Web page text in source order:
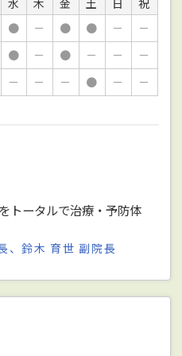
水 木 金 土 日
祝
● － ● ● －
－
● － ● － －
－
－ － － ● － －
トータルで治療・予防体
、鈴木 育世 副院長